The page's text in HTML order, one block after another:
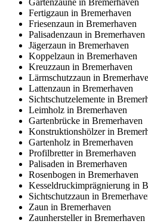
Gartenzäune in Bremerhaven
Fertigzaun in Bremerhaven
Friesenzaun in Bremerhaven
Palisadenzaun in Bremerhaven
Jägerzaun in Bremerhaven
Koppelzaun in Bremerhaven
Kreuzzaun in Bremerhaven
Lärmschutzzaun in
Lattenzaun in Bremerhaven
Sichtschutzelemente in
Leimholz in Bremerhaven
Gartenbrücke in Bremerhaven
Konstruktionshölzer in
Gartenholz in Bremerhaven
Profilbretter in Bremerhaven
Palisaden in Bremerhaven
Rosenbogen in Bremerhaven
Kesseldruckimprägnierung in
Sichtschutzzaun in
Zaun in Bremerhaven
Zaunhersteller in Bremerhaven